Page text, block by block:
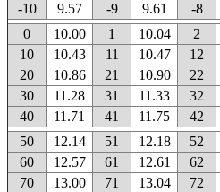
-10
9.57 -9 9.61 -8
0
10.00 1 10.04 2
10
10.43 11 10.47 12
20
10.86 21 10.90 22
30
11.28 31 11.33 32
40
11.71 41 11.75 42
50
12.14 51 12.18 52
60
12.57 61 12.61 62
70
13.00 71 13.04 72